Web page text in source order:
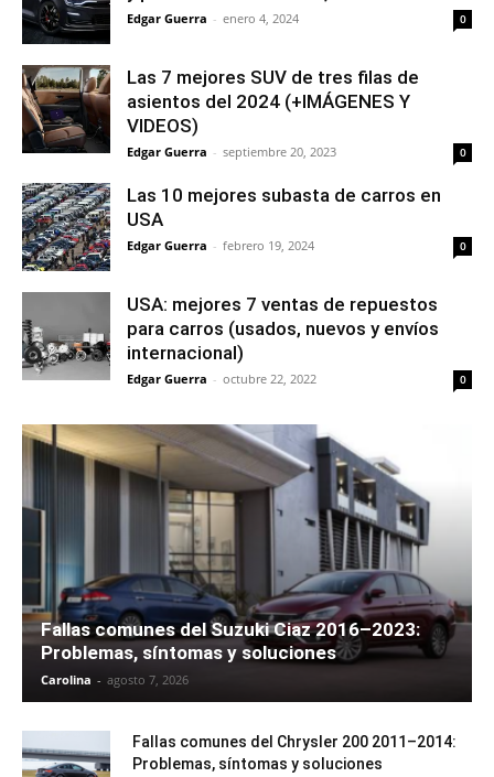
Edgar Guerra - enero 4, 2024 0
Las 7 mejores SUV de tres filas de
asientos del 2024 (+IMÁGENES Y
VIDEOS)
Edgar Guerra - septiembre 20, 2023 0
Las 10 mejores subasta de carros en
USA
Edgar Guerra - febrero 19, 2024 0
USA: mejores 7 ventas de repuestos
para carros (usados, nuevos y envíos
internacional)
Edgar Guerra - octubre 22, 2022 0
Fallas comunes del Suzuki Ciaz 2016–2023:
Problemas, síntomas y soluciones
Carolina - agosto 7, 2026
Fallas comunes del Chrysler 200 2011–2014:
Problemas, síntomas y soluciones